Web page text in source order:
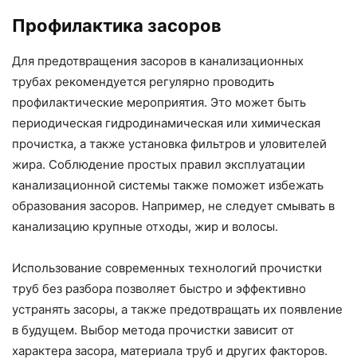
Профилактика засоров
Для предотвращения засоров в канализационных
трубах рекомендуется регулярно проводить
профилактические мероприятия. Это может быть
периодическая гидродинамическая или химическая
прочистка, а также установка фильтров и уловителей
жира. Соблюдение простых правил эксплуатации
канализационной системы также поможет избежать
образования засоров. Например, не следует смывать в
канализацию крупные отходы, жир и волосы.
Использование современных технологий прочистки
труб без разбора позволяет быстро и эффективно
устранять засоры, а также предотвращать их появление
в будущем. Выбор метода прочистки зависит от
характера засора, материала труб и других факторов.